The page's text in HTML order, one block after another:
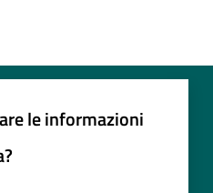
le informazioni